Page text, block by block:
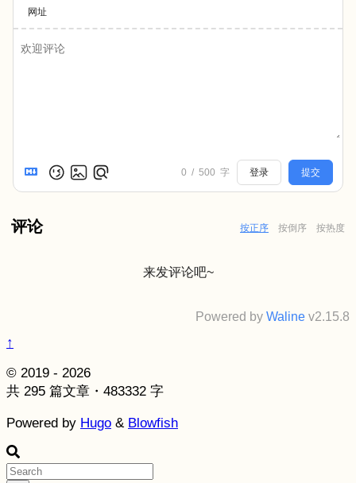
网址
0 / 500 字 登录 提交
评论 按正序 按倒序 按热度
来发评论吧~
Powered by Waline v2.15.8
↑
© 2019 - 2026
共 295 篇文章・483332 字
Powered by Hugo & Blowfish